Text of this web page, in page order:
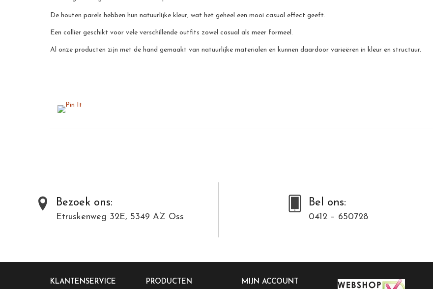
De houten parels hebben hun natuurlijke kleur, wat het geheel een mooi casual effect geeft.
Een collier geschikt voor vele verschillende outfits zowel casual als meer formeel.
Al onze producten zijn met de hand gemaakt van natuurlijke materialen en kunnen daardoor varieëren in kleur en structuur.
Bezoek ons:
Etruskenweg 32E, 5349 AZ Oss
Bel ons:
0412 – 650728
KLANTENSERVICE PRODUCTEN MIJN ACCOUNT